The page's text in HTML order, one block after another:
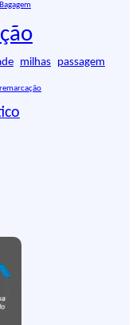
milhas passagem
remarcação